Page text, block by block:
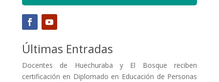
Últimas Entradas
Docentes de Huechuraba y El Bosque reciben
certificación en Diplomado en Educación de Personas